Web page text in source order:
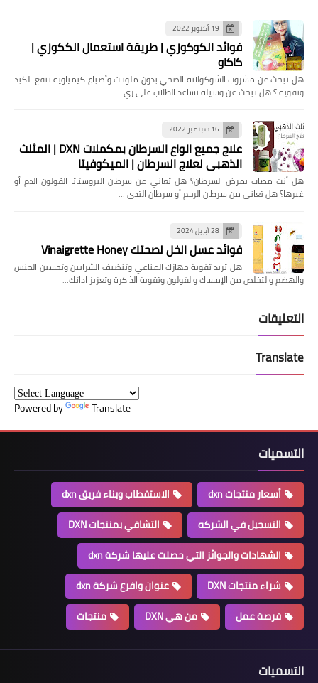
19 أكتوبر 2022
فوائد الكوكوزي | طريقة استعمال الككوزي |
كاكاو
هل تبحث عن مشروب الشوكولاته الصحي بدون ملونات وأصباغ كيمياوية تنفع الكبد
وتقوية ؟ هل تبحث عن وسيلة تساعد الطلاب على زي…
16 سبتمبر 2022
علاج جميع انواع السرطان بمكملات DXN | المثلث
الذهبي لعلاج السرطان | الميكوفيتا
هل ‏أنت مصاب بمرض السرطان؟ هل تعاني من سرطان البروستاتا القولون الدم أو
غيرها؟ ‏هل تعاني من سرطان الرحم أو سرطان الثدي …
28 أبريل 2024
فوائد عسل الخل لصحتك Vinaigrette Honey
هل تريد تقوية جهازك المناعي وتنضيف الشرايين وتحسين الجنس
والهضم والتخلص من الإمساك والقولون وتقوية الذاكرة وتعزيز ادائك…
التعليقات
Translate
Powered by Translate
التسميات
أسعار منتجات dxn
الاستقطاب وبناء فريق dxn
التسجيل في الشركه
التشافي بمننجات DXN
الشهادات والجوائز التي حصلت عليها شركة dxn
شراء منتجات DXN
عنوان وافرع شركة dxn
فرصة عمل
من هي DXN منتجات
التسميات